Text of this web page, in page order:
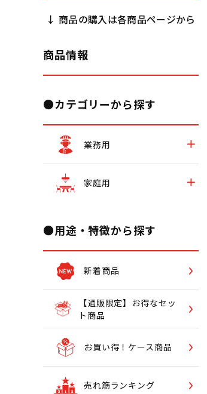
↓ 商品の購入は各商品ページから
商品情報
●カテゴリーから探す
業務用
家庭用
●用途・特徴から探す
新着商品
【通販限定】お得なセッ
ト商品
お買い得！ケース商品
売れ筋ランキング